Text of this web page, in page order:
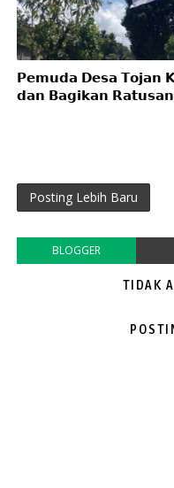
𝗣𝗲𝗺𝘂𝗱𝗮 𝗗𝗲𝘀𝗮 𝗧𝗼𝗷𝗮𝗻
𝗱𝗮𝗻 𝗕𝗮𝗴𝗶𝗸𝗮𝗻
Posting Lebih Baru
BLOGGER
TIDAK